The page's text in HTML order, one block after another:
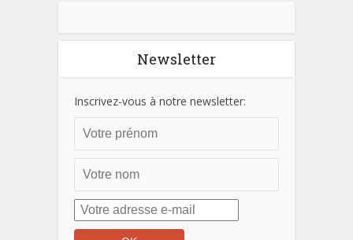
Newsletter
Inscrivez-vous à notre newsletter: